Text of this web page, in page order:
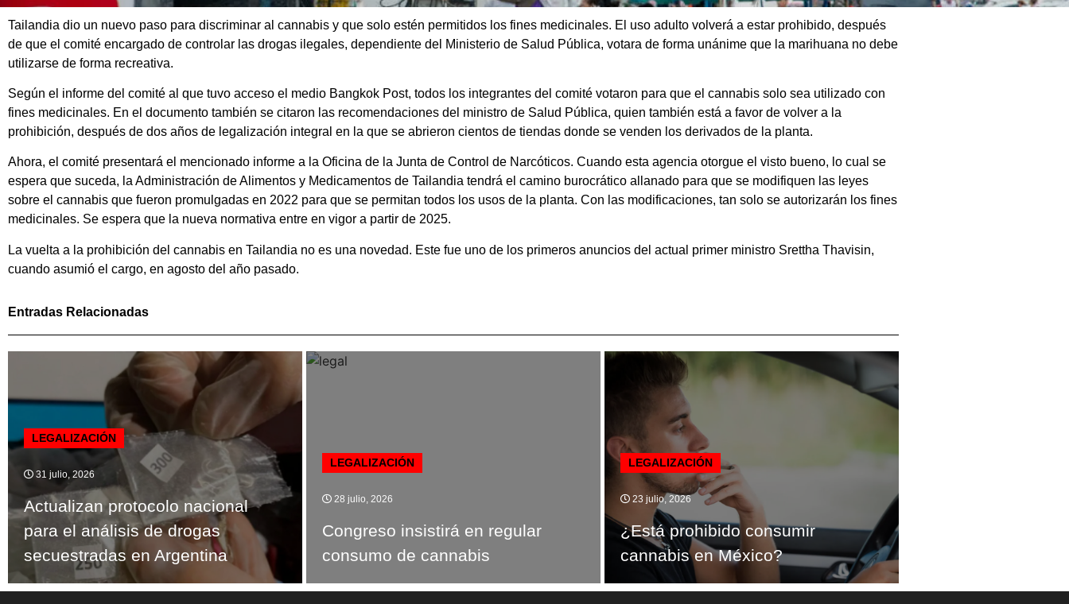
Tailandia dio un nuevo paso para discriminar al cannabis y que solo estén permitidos los fines medicinales. El uso adulto volverá a estar prohibido, después
de que el comité encargado de controlar las drogas ilegales, dependiente del Ministerio de Salud Pública, votara de forma unánime que la marihuana no debe
utilizarse de forma recreativa.
Según el informe del comité al que tuvo acceso el medio Bangkok Post, todos los integrantes del comité votaron para que el cannabis solo sea utilizado con
fines medicinales. En el documento también se citaron las recomendaciones del ministro de Salud Pública, quien también está a favor de volver a la
prohibición, después de dos años de legalización integral en la que se abrieron cientos de tiendas donde se venden los derivados de la planta.
Ahora, el comité presentará el mencionado informe a la Oficina de la Junta de Control de Narcóticos. Cuando esta agencia otorgue el visto bueno, lo cual se
espera que suceda, la Administración de Alimentos y Medicamentos de Tailandia tendrá el camino burocrático allanado para que se modifiquen las leyes
sobre el cannabis que fueron promulgadas en 2022 para que se permitan todos los usos de la planta. Con las modificaciones, tan solo se autorizarán los fines
medicinales. Se espera que la nueva normativa entre en vigor a partir de 2025.
La vuelta a la prohibición del cannabis en Tailandia no es una novedad. Este fue uno de los primeros anuncios del actual primer ministro Srettha Thavisin,
cuando asumió el cargo, en agosto del año pasado.
Entradas Relacionadas
LEGALIZACIÓN
31 julio, 2026
Actualizan protocolo nacional
para el análisis de drogas
secuestradas en Argentina
LEGALIZACIÓN
28 julio, 2026
Congreso insistirá en regular
consumo de cannabis
LEGALIZACIÓN
23 julio, 2026
¿Está prohibido consumir
cannabis en México?